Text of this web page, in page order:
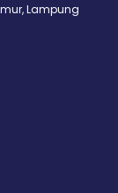
Lampung